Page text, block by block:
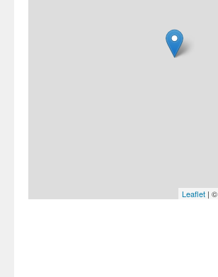
Leaflet | ©